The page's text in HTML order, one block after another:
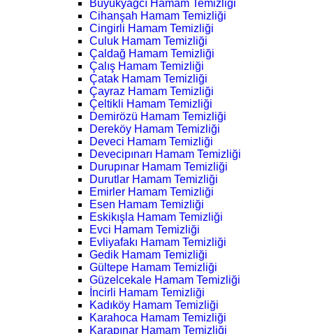
Büyükyağcı Hamam Temizliği
Cihanşah Hamam Temizliği
Cingirli Hamam Temizliği
Culuk Hamam Temizliği
Çaldağ Hamam Temizliği
Çalış Hamam Temizliği
Çatak Hamam Temizliği
Çayraz Hamam Temizliği
Çeltikli Hamam Temizliği
Demirözü Hamam Temizliği
Dereköy Hamam Temizliği
Deveci Hamam Temizliği
Devecipınarı Hamam Temizliği
Durupınar Hamam Temizliği
Durutlar Hamam Temizliği
Emirler Hamam Temizliği
Esen Hamam Temizliği
Eskikışla Hamam Temizliği
Evci Hamam Temizliği
Evliyafakı Hamam Temizliği
Gedik Hamam Temizliği
Gültepe Hamam Temizliği
Güzelcekale Hamam Temizliği
İncirli Hamam Temizliği
Kadıköy Hamam Temizliği
Karahoca Hamam Temizliği
Karapınar Hamam Temizliği